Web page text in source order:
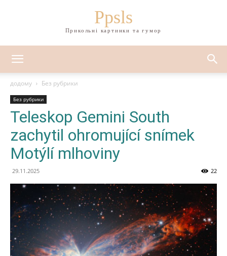
Ppsls
Прикольні картинки та гумор
додому Без рубрики
Без рубрики
Teleskop Gemini South
zachytil ohromující snímek
Motýlí mlhoviny
29.11.2025 22